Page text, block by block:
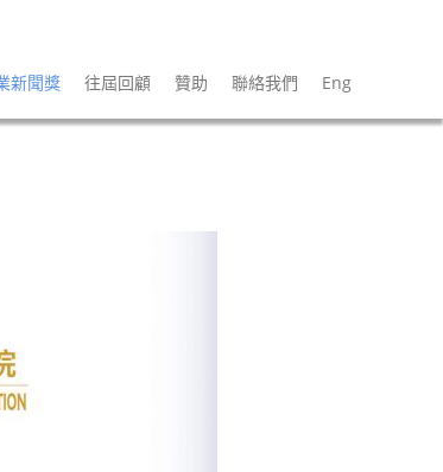
新聞獎 往屆回顧 贊助 聯絡我們 Eng